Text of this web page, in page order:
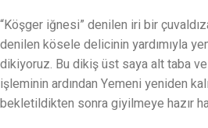
“Köşger iğnesi” denilen iri bir
denilen kösele delicinin yardımıyla
dikiyoruz. Bu dikiş üst saya alt taba ve
işleminin ardından Yemeni yeniden
bekletildikten sonra giyilmeye hazır